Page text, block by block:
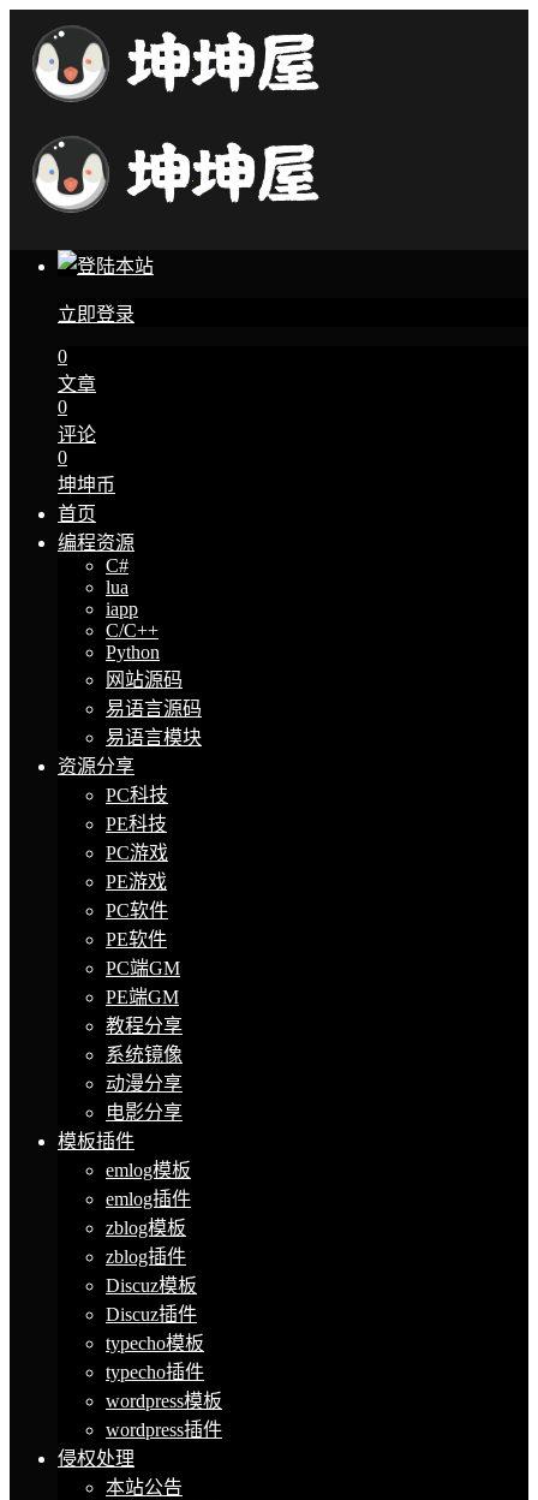
立即登录
0
文章
0
评论
0
坤坤币
首页
编程资源
C#
lua
iapp
C/C++
Python
网站源码
易语言源码
易语言模块
资源分享
PC科技
PE科技
PC游戏
PE游戏
PC软件
PE软件
PC端GM
PE端GM
教程分享
系统镜像
动漫分享
电影分享
模板插件
emlog模板
emlog插件
zblog模板
zblog插件
Discuz模板
Discuz插件
typecho模板
typecho插件
wordpress模板
wordpress插件
侵权处理
本站公告